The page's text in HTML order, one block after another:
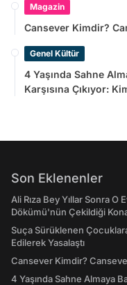
Magazin
Cansever Kimdir?
Genel Kültür
4 Yaşında Sahne
Karşısına Çıkıyor:
Son Eklenenler
Ali Rıza Bey Yıllar Sonra O
Dökümü'nün Çekildiği
Suça Sürüklenen
Edilerek Yasalaştı
Cansever Kimdir?
4 Yaşında Sahne Almaya